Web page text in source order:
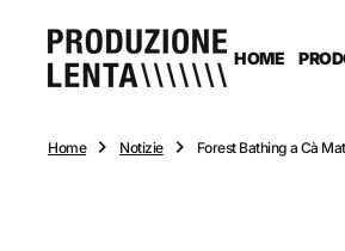
HOME
Home Notizie Forest Bathing a Cà